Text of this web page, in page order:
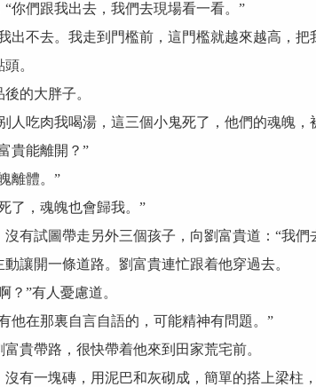
們跟我出去，我們去現場看一看。”
不去。我走到門檻前，這門檻就越來越高，把
。
的大胖子。
吃肉我喝湯，這三個小鬼死了，他們的魂魄，
能離開？”
離體。”
，魂魄也會歸我。”
試圖帶走另外三個孩子，向劉富貴道：“我們
開一條道路。劉富貴連忙跟着他穿過去。
”有人憂慮道。
在那裏自言自語的，可能精神有問題。”
帶路，很快帶着他來到田家荒宅前。
一塊磚，用泥巴和灰砌成，簡單的搭上梁柱，